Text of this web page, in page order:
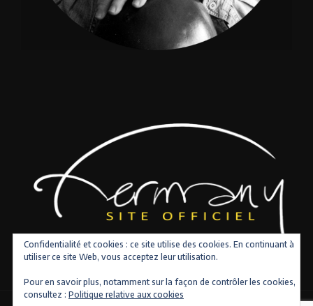
Confidentialité et cookies : ce site utilise des cookies. En continuant à
utiliser ce site Web, vous acceptez leur utilisation.
Pour en savoir plus, notamment sur la façon de contrôler les cookies,
consultez : Politique relative aux cookies